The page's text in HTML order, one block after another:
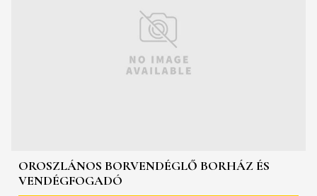
OROSZLÁNOS BORVENDÉGLŐ BORHÁZ ÉS
VENDÉGFOGADÓ